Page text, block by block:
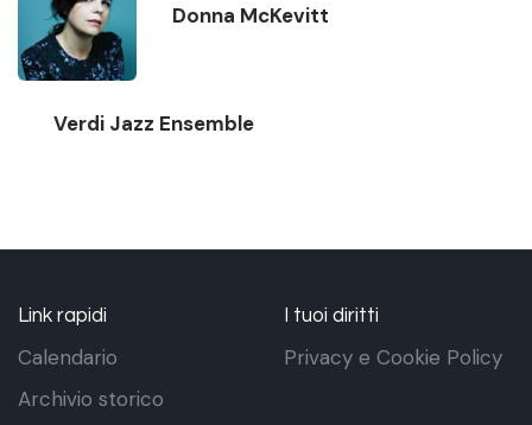
Donna McKevitt
Verdi Jazz Ensemble
Link rapidi
Calendario
Archivio storico
I tuoi diritti
Privacy e Cookie Policy